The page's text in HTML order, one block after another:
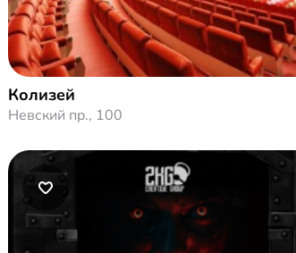
Колизей
Невский пр., 100